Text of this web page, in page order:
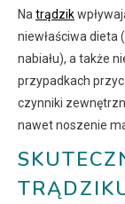
Natrądzik
niewłaściwa dieta
nabiału), a także
przypadkach
czynniki
nawet noszenie